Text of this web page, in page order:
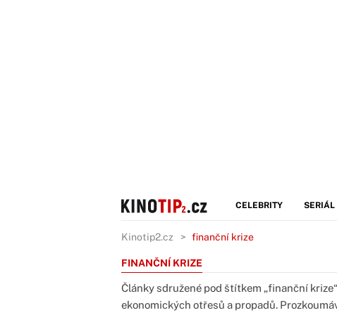
CELEBRITY SERIÁL
Kinotip2.cz finanční krize
FINANČNÍ KRIZE
Články sdružené pod štítkem „finanční
ekonomických otřesů a propadů.